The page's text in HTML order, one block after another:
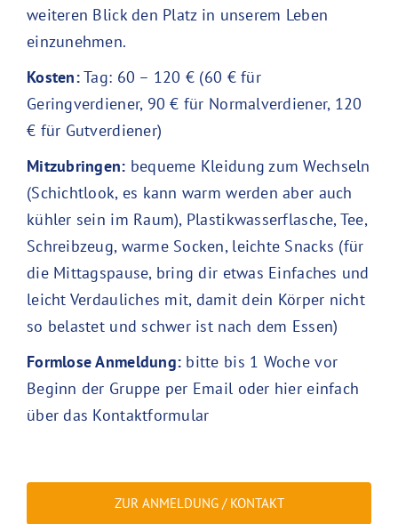
weiteren Blick den Platz in unserem Leben
einzunehmen.
Kosten:Tag: 60 – 120 € (60 € für
Geringverdiener, 90 € für Normalverdiener, 120
€ für Gutverdiener)
Mitzubringen: bequeme Kleidung zum Wechseln
(Schichtlook, es kann warm werden aber auch
kühler sein im Raum), Plastikwasserflasche, Tee,
Schreibzeug, warme Socken, leichte Snacks (für
die Mittagspause, bring dir etwas Einfaches und
leicht Verdauliches mit, damit dein Körper nicht
so belastet und schwer ist nach dem Essen)
Formlose Anmeldung: bitte bis 1 Woche vor
Beginn der Gruppe per Email oder hier einfach
über das Kontaktformular
ZUR ANMELDUNG / KONTAKT